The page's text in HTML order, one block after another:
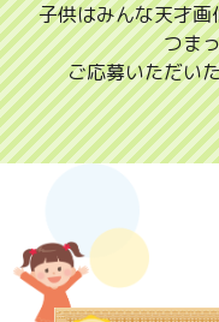
子供はみんな天才
つま
ご応募いただい